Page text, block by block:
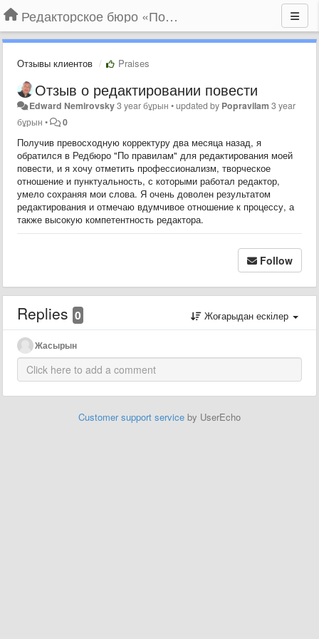
Редакторское бюро «По правилам»
Отзывы клиентов Praises
Отзыв о редактировании повести
Edward Nemirovsky3 year бұрын •updated by Popravilam 3 year
бұрын • 0
Получив превосходную корректуру два месяца назад, я
обратился в Редбюро "По правилам" для редактирования моей
повести, и я хочу отметить профессионализм, творческое
отношение и пунктуальность, с которыми работал редактор,
умело сохраняя мои слова. Я очень доволен результатом
редактирования и отмечаю вдумчивое отношение к процессу, а
также высокую компетентность редактора.
Follow
Replies 0 Жоғарыдан ескілер
Жасырын
Customer support service by UserEcho